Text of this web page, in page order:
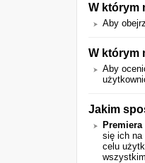
W którym
Aby
W którym
Aby
Jakim
się ich na
celu